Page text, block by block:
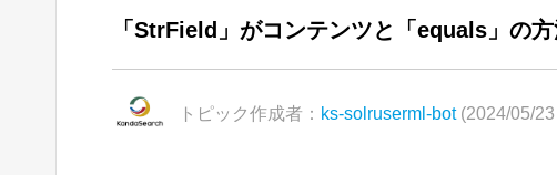
「StrField」がコンテンツと「equals」の
トピック作成者： ks-solruserml-bot (2024/05/